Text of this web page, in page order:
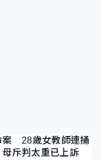
案 28歲女教師連捅
斥判太重已上訴